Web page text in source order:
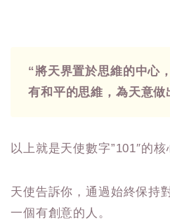
“將天界置於思維的中心
有和平的思維，為天意做
以上就是天使數字”101″的核
天使告訴你，通過始終保持
一個有創意的人。